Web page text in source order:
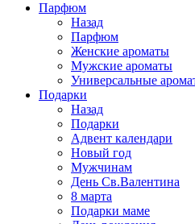
Парфюм
Назад
Парфюм
Женские ароматы
Мужские ароматы
Универсальные
Подарки
Назад
Подарки
Адвент календари
Новый год
Мужчинам
День Св.Валентина
8 марта
Подарки маме